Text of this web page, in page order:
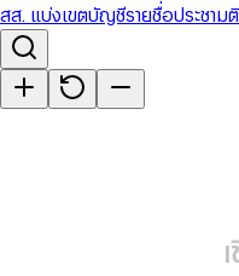
สส. แบ่งเขตบัญชีรายชื่อประชามติ